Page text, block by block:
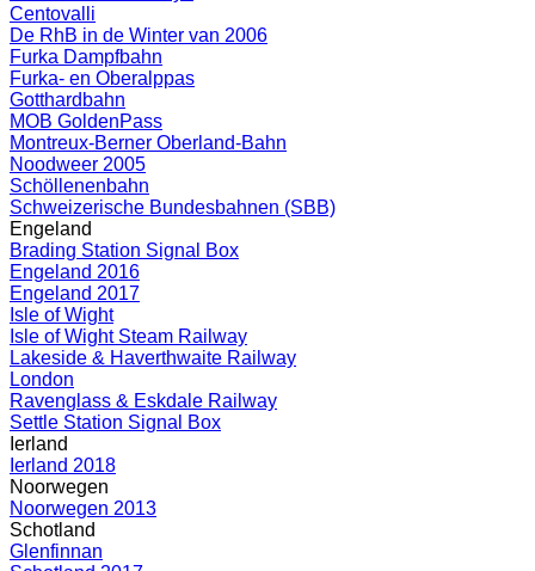
Centovalli
De RhB in de Winter van 2006
Furka Dampfbahn
Furka- en Oberalppas
Gotthardbahn
MOB GoldenPass
Montreux-Berner Oberland-Bahn
Noodweer 2005
Schöllenenbahn
Schweizerische Bundesbahnen (SBB)
Engeland
Brading Station Signal Box
Engeland 2016
Engeland 2017
Isle of Wight
Isle of Wight Steam Railway
Lakeside & Haverthwaite Railway
London
Ravenglass & Eskdale Railway
Settle Station Signal Box
Ierland
Ierland 2018
Noorwegen
Noorwegen 2013
Schotland
Glenfinnan